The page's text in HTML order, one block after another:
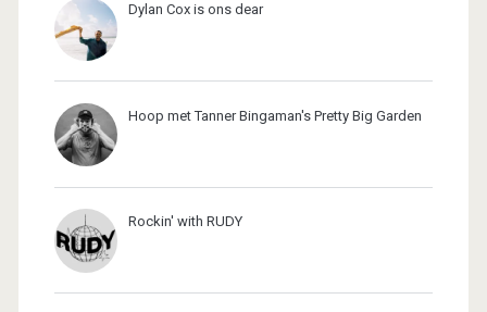
Dylan Cox is ons dear
Hoop met Tanner Bingaman's Pretty Big Garden
Rockin' with RUDY